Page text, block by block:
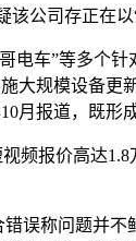
该公司存正在
”等多个针
大规模设备
月报道，既
报价高达1.8
称问题并不